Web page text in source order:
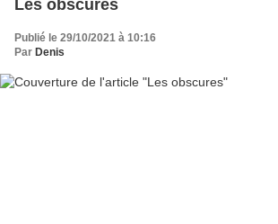
Les obscures
Publié le 29/10/2021 à 10:16
Par Denis